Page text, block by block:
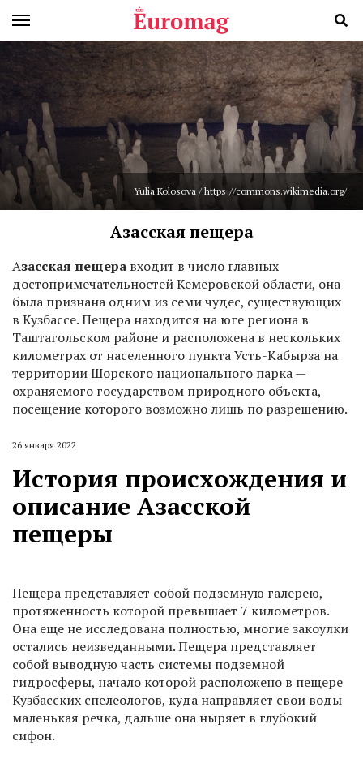
Yulia Kolosova / https://commons.wikimedia.org/
Азасская пещера
Азасская пещера входит в число главных
достопримечательностей Кемеровской области, она
была признана одним из семи чудес, существующих
в Кузбассе. Пещера находится на юге региона в
Таштагольском районе и расположена в нескольких
километрах от населенного пункта Усть-Кабырза на
территории Шорского национального парка —
охраняемого государством природного объекта,
посещение которого возможно лишь по разрешению.
26 января 2022
История происхождения и
описание Азасской
пещеры
Пещера представляет собой подземную галерею,
протяженность которой превышает 7 километров.
Она еще не исследована полностью, многие закоулки
остались неизведанными. Пещера представляет
собой выводную часть системы подземной
гидросферы, начало которой расположено в пещере
Кузбасских спелеологов, куда направляет свои воды
маленькая речка, дальше она ныряет в глубокий
сифон.